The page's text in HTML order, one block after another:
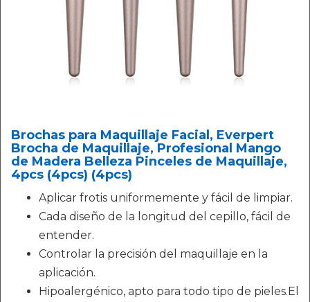
Brochas para Maquillaje Facial, Everpert
Brocha de Maquillaje, Profesional Mango
de Madera Belleza Pinceles de Maquillaje,
4pcs (4pcs) (4pcs)
Aplicar frotis uniformemente y fácil de limpiar.
Cada diseño de la longitud del cepillo, fácil de
entender.
Controlar la precisión del maquillaje en la
aplicación.
Hipoalergénico, apto para todo tipo de pieles.El